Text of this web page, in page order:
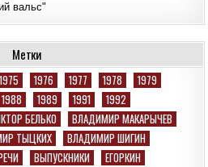
вальс"
Метки
1975 1976 1977 1978
1979
1988 1989 1991
1992
БЕЛЬКО
ВЛАДИМИР МАКАРЫЧЕВ
ТЫЦКИХ
ВЛАДИМИР ШИГИН
ВЫПУСКНИКИ
ЕГОРКИН